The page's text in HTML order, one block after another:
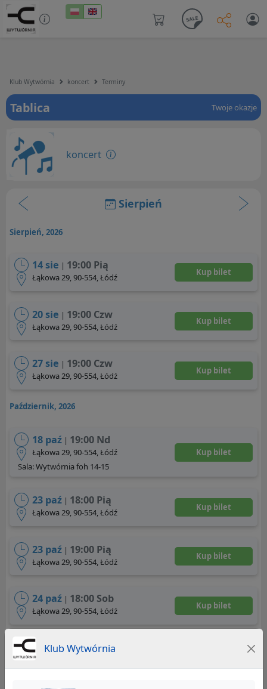
Klub Wytwórnia koncert Terminy
Tablica Twoje okazje
koncert
Sierpień
Sierpień, 2026
14 sie | 19:00 Pią
Łąkowa 29, 90-554, Łódź
Kup bilet
20 sie | 19:00 Czw
Łąkowa 29, 90-554, Łódź
Kup bilet
27 sie | 19:00 Czw
Łąkowa 29, 90-554, Łódź
Kup bilet
Październik, 2026
18 paź | 19:00 Nd
Łąkowa 29, 90-554, Łódź
Sala: Wytwórnia foh 14-15
Kup bilet
23 paź | 18:00 Pią
Łąkowa 29, 90-554, Łódź
Kup bilet
23 paź | 19:00 Pią
Łąkowa 29, 90-554, Łódź
Kup bilet
24 paź | 18:00 Sob
Łąkowa 29, 90-554, Łódź
Kup bilet
25 paź|18:00 Nd
Łąkowa 29, 90-554, Łódź
Klub Wytwórnia